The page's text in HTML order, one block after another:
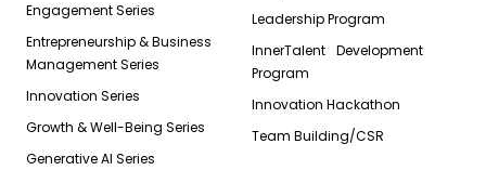
Engagement Series
Entrepreneurship & Business
Management Series
Innovation Series
Growth & Well-Being Series
Generative AI Series
Leadership Program
InnerTalent Development
Program
Innovation Hackathon
Team Building/CSR